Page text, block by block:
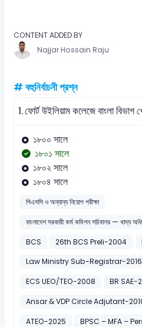
CONTENT ADDED BY
Najjar Hossain Raju
# বহুনির্বাচনী প্রশ্ন
1.ফোর্ট উইলিয়াম কলেজে বাংলা বিভাগ
১৮০০ সালে
১৮০১ সালে
১৮০২ সালে
১৮০৪ সালে
পিএসসি ও অন্যান্য নিয়োগ পরীক্ষা
বাংলাদেশ সরকারী কর্ম কমিশন সচিবালয় —
BCS
26th BCS Preli-2004
Law Ministry Sub-Registrar-2016
ECS UEO/TEO-2008
BR SAE-
Ansar & VDP Circle Adjutant-
ATEO-2025
BPSC – MFA –